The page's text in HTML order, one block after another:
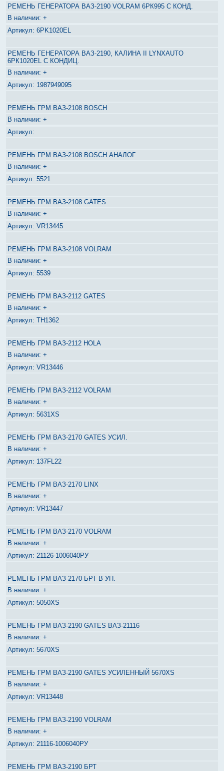
РЕМЕНЬ ГЕНЕРАТОРА ВАЗ-2190 VOLRAM 6РК995 С КОНД.
+
6PK1020EL
РЕМЕНЬ ГЕНЕРАТОРА ВАЗ-2190, КАЛИНА II LYNXAUTO
6РК1020EL С КОНДИЦ.
+
1987949095
РЕМЕНЬ ГРМ ВАЗ-2108 BOSCH
+
РЕМЕНЬ ГРМ ВАЗ-2108 BOSCH АНАЛОГ
+
5521
РЕМЕНЬ ГРМ ВАЗ-2108 GATES
+
VR13445
РЕМЕНЬ ГРМ ВАЗ-2108 VOLRAM
+
5539
РЕМЕНЬ ГРМ ВАЗ-2112 GATES
+
TH1362
РЕМЕНЬ ГРМ ВАЗ-2112 HOLA
+
VR13446
РЕМЕНЬ ГРМ ВАЗ-2112 VOLRAM
+
5631XS
РЕМЕНЬ ГРМ ВАЗ-2170 GATES УСИЛ.
+
137FL22
РЕМЕНЬ ГРМ ВАЗ-2170 LINX
+
VR13447
РЕМЕНЬ ГРМ ВАЗ-2170 VOLRAM
+
21126-1006040РУ
РЕМЕНЬ ГРМ ВАЗ-2170 БРТ В УП.
+
5050XS
РЕМЕНЬ ГРМ ВАЗ-2190 GATES ВАЗ-21116
+
5670XS
РЕМЕНЬ ГРМ ВАЗ-2190 GATES УСИЛЕННЫЙ 5670XS
+
VR13448
РЕМЕНЬ ГРМ ВАЗ-2190 VOLRAM
+
21116-1006040РУ
РЕМЕНЬ ГРМ ВАЗ-2190 БРТ